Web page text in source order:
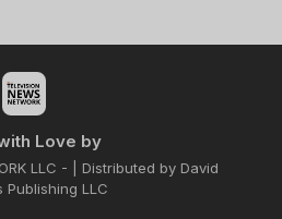
Love by
LLC - | Distributed by David
Publishing LLC